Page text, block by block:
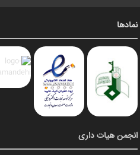
نمادها
انجمن هیات داری